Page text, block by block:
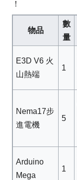
！
物品
數
量
E3D V6 火
山熱端
1
Nema17步
進電機
5
Arduino
Mega
1